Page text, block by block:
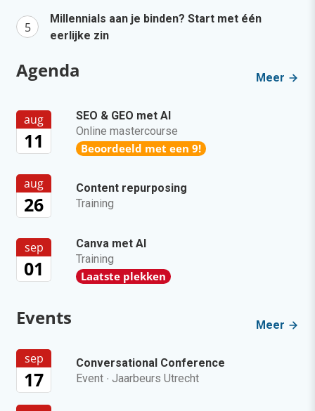
Millennials aan je binden? Start met één
eerlijke zin
Agenda Meer
aug
11
SEO & GEO met AI
Online mastercourse
Beoordeeld met een 9!
aug
26
Content repurposing
Training
sep
01
Canva met AI
Training
Laatste plekken
Events Meer
sep
17
Conversational Conference
Event · Jaarbeurs Utrecht